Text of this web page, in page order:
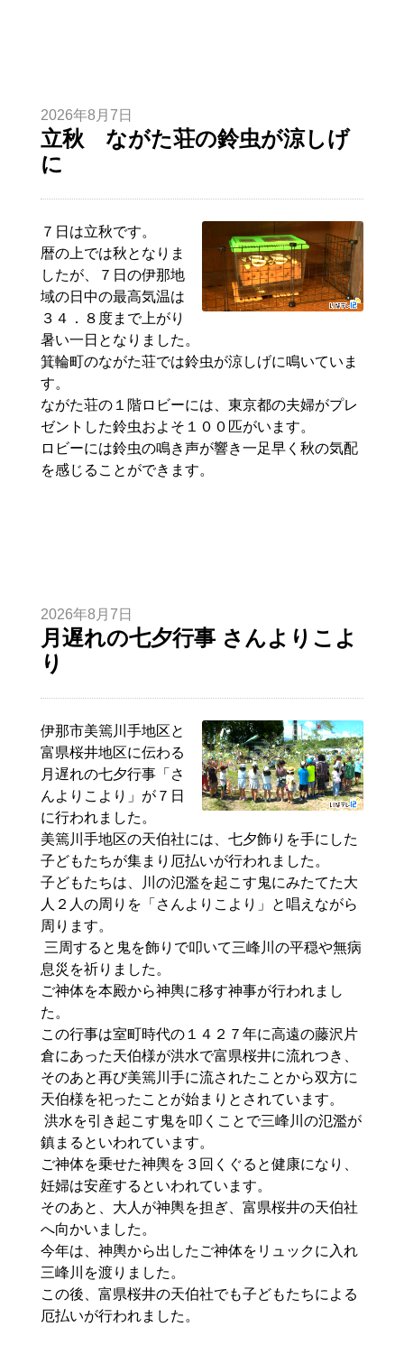
2026年8月7日
立秋 ながた荘の鈴虫が涼しげ
に
７日は立秋です。
暦の上では秋となりま
したが、７日の伊那地
域の日中の最高気温は
３４．８度まで上がり
暑い一日となりました。
箕輪町のながた荘では鈴虫が涼しげに鳴いていま
す。
ながた荘の１階ロビーには、東京都の夫婦がプレ
ゼントした鈴虫およそ１００匹がいます。
ロビーには鈴虫の鳴き声が響き一足早く秋の気配
を感じることができます。
2026年8月7日
月遅れの七夕行事 さんよりこよ
り
伊那市美篶川手地区と
富県桜井地区に伝わる
月遅れの七夕行事「さ
んよりこより」が７日
に行われました。
美篶川手地区の天伯社には、七夕飾りを手にした
子どもたちが集まり厄払いが行われました。
子どもたちは、川の氾濫を起こす鬼にみたてた大
人２人の周りを「さんよりこより」と唱えながら
周ります。
三周すると鬼を飾りで叩いて三峰川の平穏や無病
息災を祈りました。
ご神体を本殿から神輿に移す神事が行われまし
た。
この行事は室町時代の１４２７年に高遠の藤沢片
倉にあった天伯様が洪水で富県桜井に流れつき、
そのあと再び美篶川手に流されたことから双方に
天伯様を祀ったことが始まりとされています。
洪水を引き起こす鬼を叩くことで三峰川の氾濫が
鎮まるといわれています。
ご神体を乗せた神輿を３回くぐると健康になり、
妊婦は安産するといわれています。
そのあと、大人が神輿を担ぎ、富県桜井の天伯社
へ向かいました。
今年は、神輿から出したご神体をリュックに入れ
三峰川を渡りました。
この後、富県桜井の天伯社でも子どもたちによる
厄払いが行われました。